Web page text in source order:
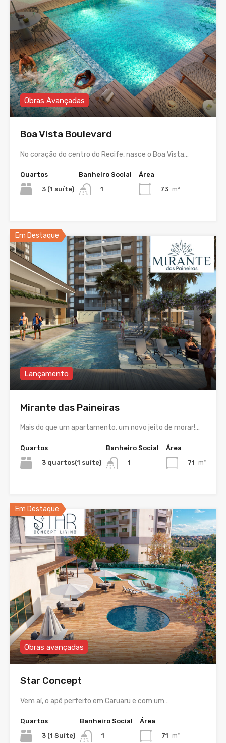
Obras Avançadas
Boa Vista Boulevard
No coração do centro do Recife, nasce o Boa Vista…
Quartos
3 (1 suíte)
Banheiro Social
1
Área
73 m²
Em Destaque
Lançamento
Mirante das Paineiras
Mais do que um apartamento, um novo jeito de morar!…
Quartos
3 quartos(1 suíte)
Banheiro Social
1
Área
71 m²
Em Destaque
Obras avançadas
Star Concept
Vem aí, o apê perfeito em Caruaru e com um…
Quartos
3 (1 Suíte)
Banheiro Social
1
Área
71 m²